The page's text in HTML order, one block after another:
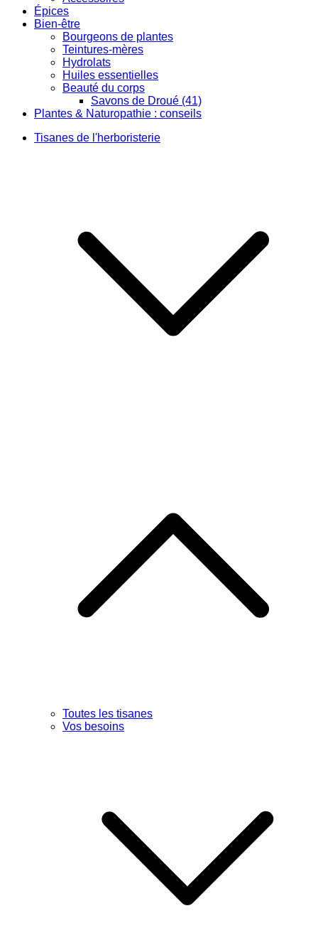
Épices
Bien-être
Bourgeons de plantes
Teintures-mères
Hydrolats
Huiles essentielles
Beauté du corps
Savons de Droué (41)
Plantes & Naturopathie : conseils
Tisanes de l'herboristerie
Toutes les tisanes
Vos besoins